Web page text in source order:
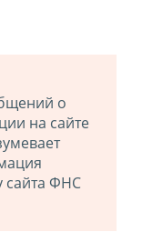
о
на сайте
сайта ФНС